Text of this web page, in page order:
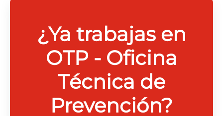
¿Ya trabajas en
OTP - Oficina
Técnica de
Prevención?